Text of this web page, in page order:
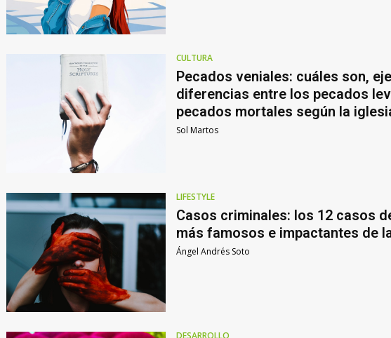
CULTURA
Pecados veniales: cuáles son,
diferencias entre los pecados
pecados mortales según la
Sol Martos
LIFESTYLE
Casos criminales: los 12 casos
más famosos e impactantes de
Ángel Andrés Soto